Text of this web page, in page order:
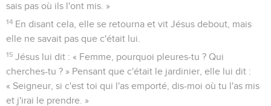
sais pas où ils l'ont mis. »
14 En disant cela, elle se retourna et vit Jésus debout, mais
elle ne savait pas que c'était lui.
15 Jésus lui dit : « Femme, pourquoi pleures-tu ? Qui
cherches-tu ? » Pensant que c'était le jardinier, elle lui dit :
« Seigneur, si c'est toi qui l'as emporté, dis-moi où tu l'as mis
et j'irai le prendre. »